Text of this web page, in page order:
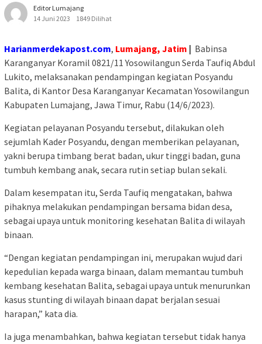
Editor Lumajang
14 Juni 2023
1849 Dilihat
Harianmerdekapost.com, Lumajang, Jatim | Babinsa
Karanganyar Koramil 0821/11 Yosowilangun Serda Taufiq Abdul
Lukito, melaksanakan pendampingan kegiatan Posyandu
Balita, di Kantor Desa Karanganyar Kecamatan Yosowilangun
Kabupaten Lumajang, Jawa Timur, Rabu (14/6/2023).
Kegiatan pelayanan Posyandu tersebut, dilakukan oleh
sejumlah Kader Posyandu, dengan memberikan pelayanan,
yakni berupa timbang berat badan, ukur tinggi badan, guna
tumbuh kembang anak, secara rutin setiap bulan sekali.
Dalam kesempatan itu, Serda Taufiq mengatakan, bahwa
pihaknya melakukan pendampingan bersama bidan desa,
sebagai upaya untuk monitoring kesehatan Balita di wilayah
binaan.
“Dengan kegiatan pendampingan ini, merupakan wujud dari
kepedulian kepada warga binaan, dalam memantau tumbuh
kembang kesehatan Balita, sebagai upaya untuk menurunkan
kasus stunting di wilayah binaan dapat berjalan sesuai
harapan,” kata dia.
Ia juga menambahkan, bahwa kegiatan tersebut tidak hanya